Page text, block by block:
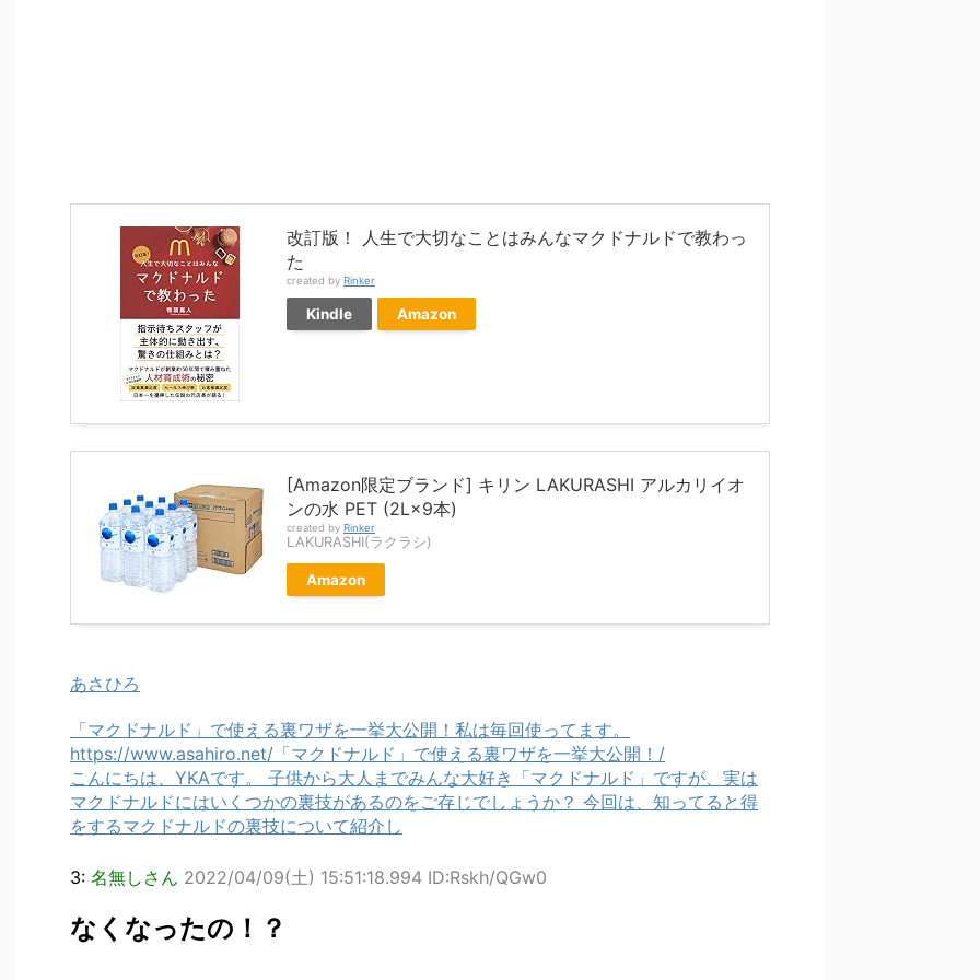
改訂版！ 人生で大切なことはみんなマクドナルドで教わっ
た
created by Rinker
Kindle Amazon
[Amazon限定ブランド] キリン LAKURASHI アルカリイオ
ンの水 PET (2L×9本)
created by Rinker
LAKURASHI(ラクラシ)
Amazon
あさひろ
「マクドナルド」で使える裏ワザを一挙大公開！私は毎回使ってます。
https://www.asahiro.net/「マクドナルド」で使える裏ワザを一挙大公開！/
こんにちは、YKAです。 子供から大人までみんな大好き「マクドナルド」ですが、実は
マクドナルドにはいくつかの裏技があるのをご存じでしょうか？ 今回は、知ってると得
をするマクドナルドの裏技について紹介し
3: 名無しさん 2022/04/09(土) 15:51:18.994 ID:Rskh/QGw0
なくなったの！？